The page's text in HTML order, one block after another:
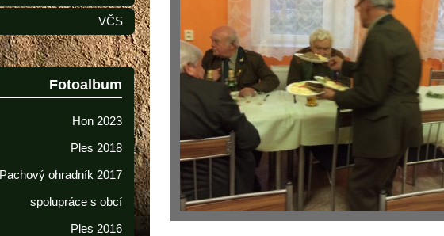
VČS
Fotoalbum
Hon 2023
Ples 2018
Pachový ohradník 2017
spolupráce s obcí
Ples 2016